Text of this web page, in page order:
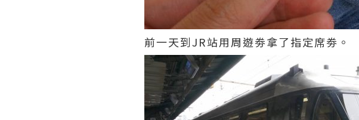
前一天到JR站用周遊劵拿了指定席劵。